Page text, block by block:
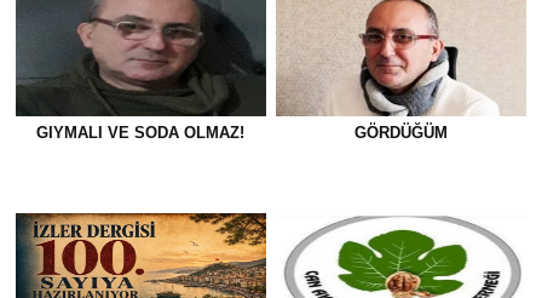
GIYMALI VE SODA OLMAZ! GÖRDÜĞÜM